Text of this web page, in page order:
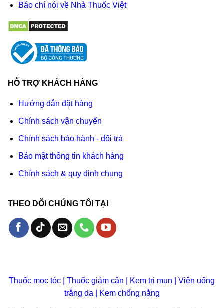
Báo chí nói về Nhà Thuốc Việt
HỖ TRỢ KHÁCH HÀNG
Hướng dẫn đặt hàng
Chính sách vận chuyển
Chính sách bảo hành - đổi trả
Bảo mật thông tin khách hàng
Chính sách & quy định chung
THEO DÕI CHÚNG TÔI TẠI
Thuốc mọc tóc Thuốc giảm cân Kem trị mụn
Viên uống
trắng da
Kem chống nắng